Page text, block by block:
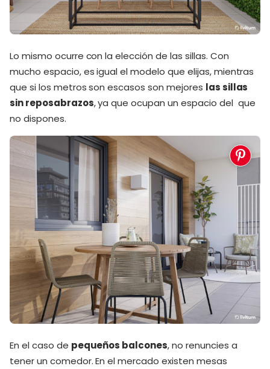
Lo mismo ocurre con la elección de las sillas. Con
mucho espacio, es igual el modelo que elijas, mientras
que si los metros son escasos son mejores las sillas
sin reposabrazos, ya que ocupan un espacio del que
no dispones.
En el caso de pequeños balcones, no renuncies a
tener un comedor. En el mercado existen mesas